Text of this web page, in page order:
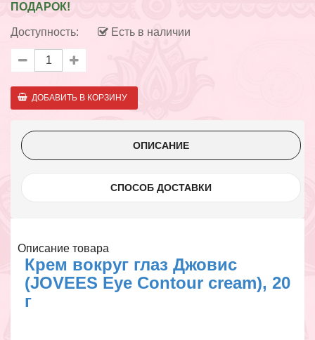
ПОДАРОК!
Доступность: Есть в наличии
ОПИСАНИЕ
СПОСОБ ДОСТАВКИ
Описание товара
Крем вокруг глаз Джовис
(JOVEES Eye Contour cream), 20
г